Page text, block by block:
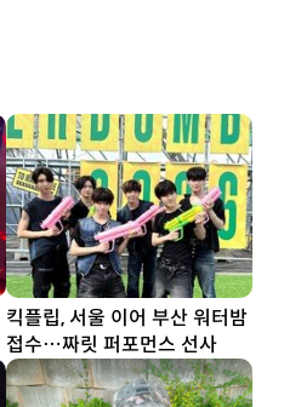
킥플립, 서울 이어 부산 워터밤
접수…짜릿 퍼포먼스 선사